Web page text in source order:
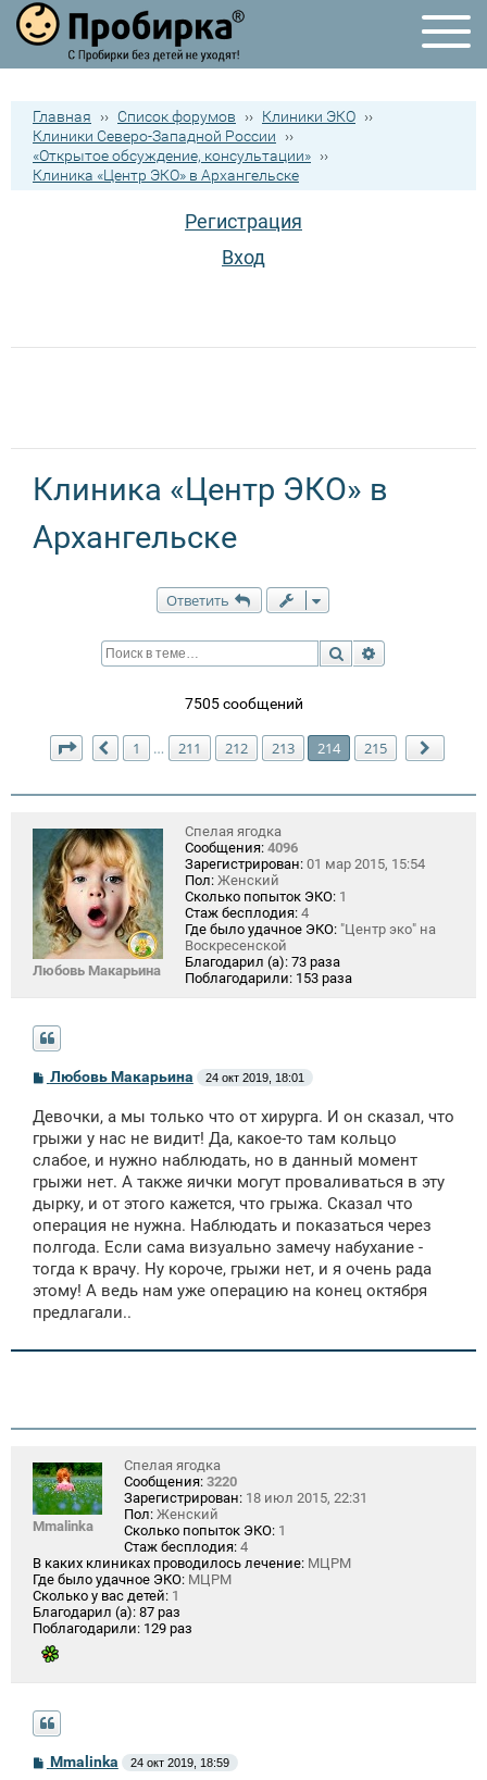
Главная ›› Список форумов ›› Клиники ЭКО ››
Клиники Северо-Западной России
››
«Открытое обсуждение, консультации» ››
Клиника «Центр ЭКО» в Архангельске
Регистрация
Вход
Клиника «Центр ЭКО» в
Архангельске
Ответить
Поиск
7505 сообщений
Страница 214 из215
Пред.
1 … 211 212 213 214 215
Любовь Макарьина
Спелая ягодка
Сообщения: 4096
Зарегистрирован: 01 мар 2015, 15:54
Пол: Женский
Сколько попыток ЭКО: 1
Стаж бесплодия: 4
Где было удачное ЭКО: "Центр эко" на
Воскресенской
Благодарил (а): 73 раза
Поблагодарили: 153 раза
С
б
щ
н
и
Любовь Макарьина 24 окт 2019, 18:01
Девочки, а мы только что от хирурга. И он сказал, что
грыжи у нас не видит! Да, какое-то там кольцо
слабое, и нужно наблюдать, но в данный момент
грыжи нет. А также яички могут проваливаться в эту
дырку, и от этого кажется, что грыжа. Сказал что
операция не нужна. Наблюдать и показаться через
полгода. Если сама визуально замечу набухание -
тогда к врачу. Ну короче, грыжи нет, и я очень рада
этому! А ведь нам уже операцию на конец октября
предлагали..
Mmalinka
Спелая ягодка
Сообщения: 3220
Зарегистрирован: 18 июл 2015, 22:31
Пол: Женский
Сколько попыток ЭКО: 1
Стаж бесплодия: 4
В каких клиниках проводилось лечение: МЦРМ
Где было удачное ЭКО: МЦРМ
Сколько у вас детей: 1
Благодарил (а): 87 раз
Поблагодарили: 129 раз
СMmalinka 24 окт 2019, 18:59